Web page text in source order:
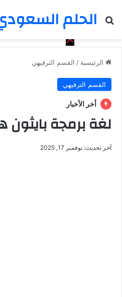
الحلم
بحث عن
الرئيسية / القسم الترفيهي
القسم الترفيهي
أخر الأخبار
لغة برمجة
آخر تحديث: نوفمبر 17, 2025